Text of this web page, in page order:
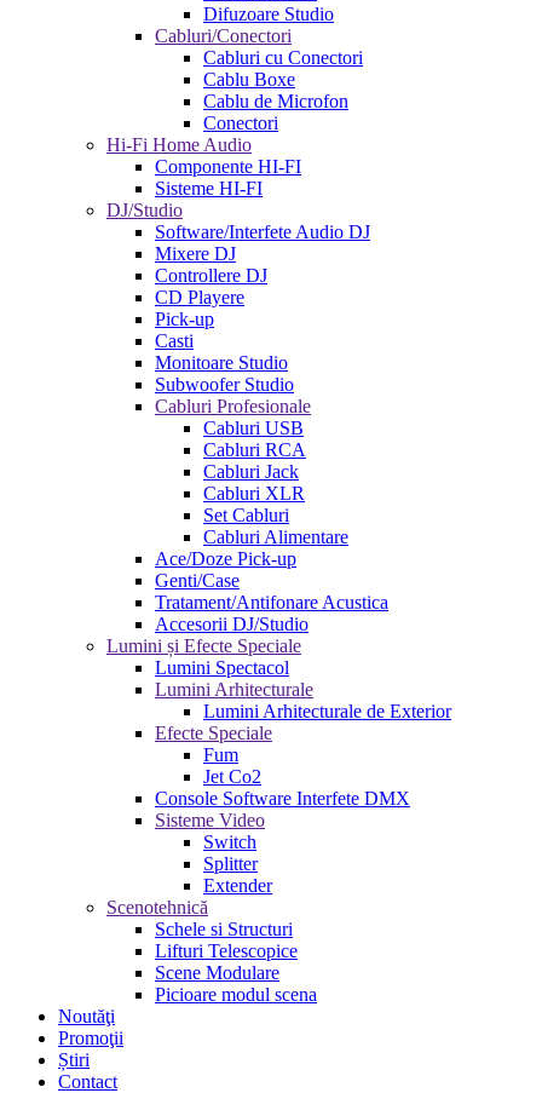
Difuzoare Studio
Cabluri/Conectori
Cabluri cu Conectori
Cablu Boxe
Cablu de Microfon
Conectori
Hi-Fi Home Audio
Componente HI-FI
Sisteme HI-FI
DJ/Studio
Software/Interfete Audio DJ
Mixere DJ
Controllere DJ
CD Playere
Pick-up
Casti
Monitoare Studio
Subwoofer Studio
Cabluri Profesionale
Cabluri USB
Cabluri RCA
Cabluri Jack
Cabluri XLR
Set Cabluri
Cabluri Alimentare
Ace/Doze Pick-up
Genti/Case
Tratament/Antifonare Acustica
Accesorii DJ/Studio
Lumini și Efecte Speciale
Lumini Spectacol
Lumini Arhitecturale
Lumini Arhitecturale de Exterior
Efecte Speciale
Fum
Jet Co2
Console Software Interfete DMX
Sisteme Video
Switch
Splitter
Extender
Scenotehnică
Schele si Structuri
Lifturi Telescopice
Scene Modulare
Picioare modul scena
Noutăţi
Promoţii
Știri
Contact